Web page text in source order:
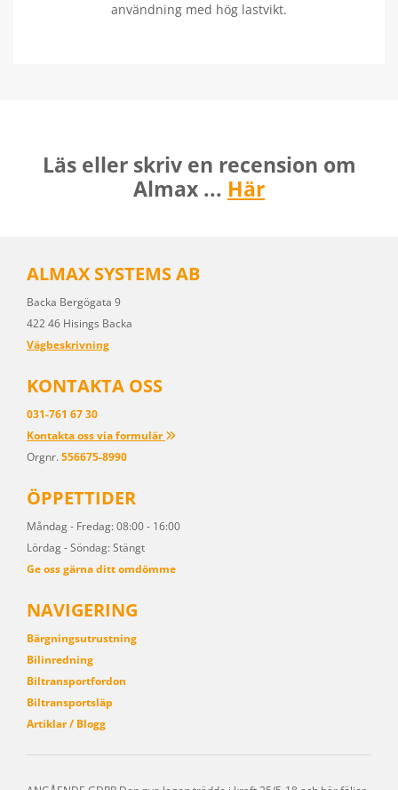
användning med hög lastvikt.
Läs eller skriv en recension om
Almax ... Här
ALMAX SYSTEMS AB
Backa Bergögata 9
422 46 Hisings Backa
Vägbeskrivning
KONTAKTA OSS
031-761 67 30
Kontakta oss via formulär 
Orgnr. 556675-8990
ÖPPETTIDER
Måndag - Fredag: 08:00 - 16:00
Lördag - Söndag: Stängt
Ge oss gärna ditt omdömme
NAVIGERING
Bärgningsutrustning
Bilinredning
Biltransportfordon
Biltransportsläp
Artiklar / Blogg